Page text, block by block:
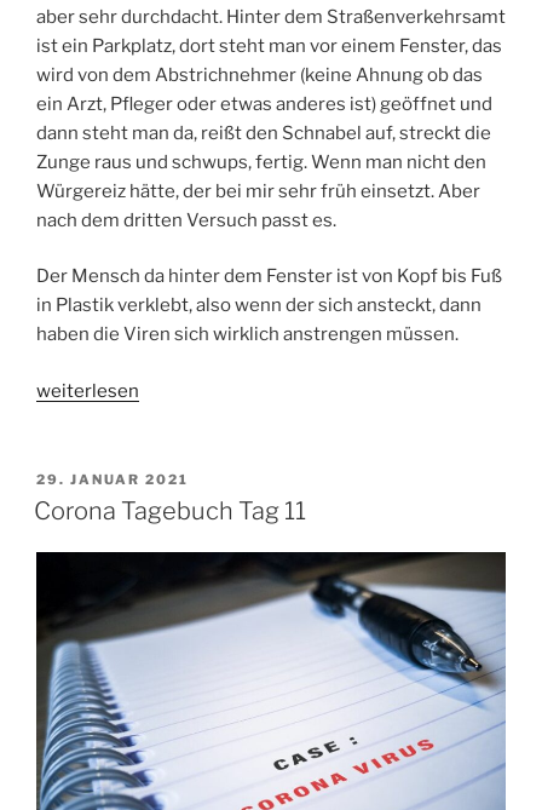
aber sehr durchdacht. Hinter dem Straßenverkehrsamt
ist ein Parkplatz, dort steht man vor einem Fenster, das
wird von dem Abstrichnehmer (keine Ahnung ob das
ein Arzt, Pfleger oder etwas anderes ist) geöffnet und
dann steht man da, reißt den Schnabel auf, streckt die
Zunge raus und schwups, fertig. Wenn man nicht den
Würgereiz hätte, der bei mir sehr früh einsetzt. Aber
nach dem dritten Versuch passt es.
Der Mensch da hinter dem Fenster ist von Kopf bis Fuß
in Plastik verklebt, also wenn der sich ansteckt, dann
haben die Viren sich wirklich anstrengen müssen.
„Corona
12“
weiterlesen
VERÖFFENTLICHT
AM
29. JANUAR 2021
Corona Tagebuch Tag 11